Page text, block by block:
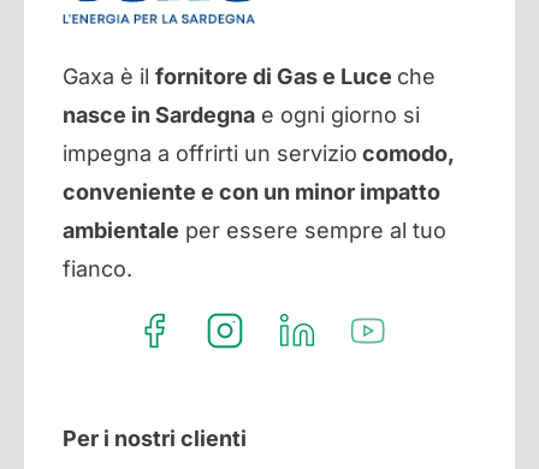
Gaxa è il fornitore di Gas e Luce che
nasce in Sardegnae ogni giorno si
impegna a offrirti un servizio comodo,
conveniente e con un minor impatto
ambientale per essere sempre al tuo
fianco.
Per i nostri clienti